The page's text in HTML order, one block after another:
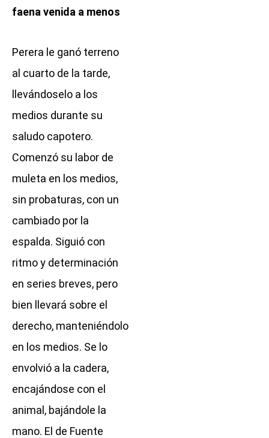
faena venida a menos
Perera le ganó terreno
al cuarto de la tarde,
llevándoselo a los
medios durante su
saludo capotero.
Comenzó su labor de
muleta en los medios,
sin probaturas, con un
cambiado por la
espalda. Siguió con
ritmo y determinación
en series breves, pero
bien llevará sobre el
derecho, manteniéndolo
en los medios. Se lo
envolvió a la cadera,
encajándose con el
animal, bajándole la
mano. El de Fuente